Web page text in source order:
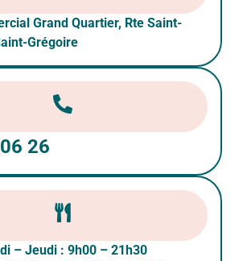
Grand Quartier, Rte Saint-
Grégoire
26
– Jeudi : 9h00 – 21h30